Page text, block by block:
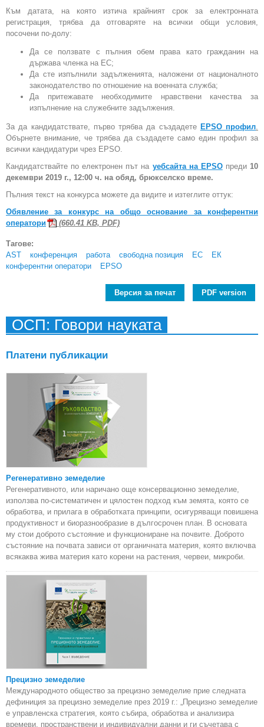
Към датата, на която изтича крайният срок за електронната
регистрация, трябва да отговаряте на всички общи условия,
посочени по-долу:
Да се ползвате с пълния обем права като гражданин на
държава членка на ЕС;
Да сте изпълнили задълженията, наложени от националното
законодателство по отношение на военната служба;
Да притежавате необходимите нравствени качества за
изпълнение на служебните задължения.
За да кандидатствате, първо трябва да създадете EPSO профил.
Обърнете внимание, че трябва да създадете само един профил за
всички кандидатури чрез EPSO.
Кандидатствайте по електронен път на уебсайта на EPSOпреди10
декември 2019 г., 12:00 ч. на обяд, брюкселско време.
Пълния текст на конкурса можете да видите и изтеглите оттук:
Обявление за конкурс на общо основание за конферентни
оператори
(660.41 KB, PDF)
Тагове:
AST
конференция работа свободна позиция ЕС
ЕК
конферентни оператори
EPSO
Версия за печат PDF version
ОСП: Говори науката
Платени публикации
Регенеративно земеделие
Регенеративното, или наричано още консервационно земеделие,
използва по-систематичен и цялостен подход към земята, която се
обработва, и прилага в обработката принципи, осигуряващи повишена
продуктивност и биоразнообразие в дългосрочен план. В основата
му стои доброто състояние и функциониране на почвите. Доброто
състояние на почвата зависи от органичната материя, която включва
всякаква жива материя като корени на растения, червеи, микроби.
Прецизно земеделие
Международното общество за прецизно земеделие прие следната
дефиниция за прецизно земеделие през 2019 г.: „Прецизно земеделие
е управленска стратегия, която събира, обработва и анализира
времеви, пространствени и индивидуални данни и ги съчетава с